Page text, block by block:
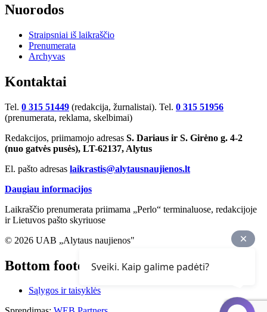
Nuorodos
Straipsniai iš laikraščio
Prenumerata
Archyvas
Kontaktai
Tel. 0 315 51449 (redakcija, žurnalistai). Tel. 0 315 51956
(prenumerata, reklama, skelbimai)
Redakcijos, priimamojo adresas S. Dariaus ir S. Girėno g. 4-2
(nuo gatvės pusės), LT-62137, Alytus
El. pašto adresas laikrastis@alytausnaujienos.lt
Daugiau informacijos
Laikraščio prenumerata priimama „Perlo“ terminaluose, redakcijoje
ir Lietuvos pašto skyriuose
© 2026 UAB „Alytaus naujienos"
Bottom footer
Sąlygos ir taisyklės
Sveiki. Kaip galime padėti?